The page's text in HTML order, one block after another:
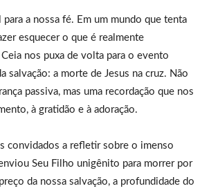
a nossa fé. Em um mundo que tenta
esquecer o que é realmente
nos puxa de volta para o evento
salvação: a morte de Jesus na cruz. Não
passiva, mas uma recordação que nos
à gratidão e à adoração.
convidados a refletir sobre o imenso
Seu Filho unigênito para morrer por
da nossa salvação, a profundidade do